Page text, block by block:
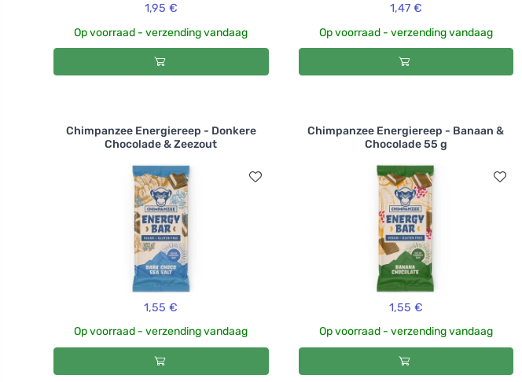
1,95 €
Op voorraad - verzending vandaag
1,47 €
Op voorraad - verzending vandaag
Chimpanzee Energiereep - Donkere
Chocolade & Zeezout
1,55 €
Op voorraad - verzending vandaag
Chimpanzee Energiereep - Banaan &
Chocolade 55 g
1,55 €
Op voorraad - verzending vandaag